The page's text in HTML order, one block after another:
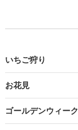
いちご狩り
お花見
ゴールデンウィーク